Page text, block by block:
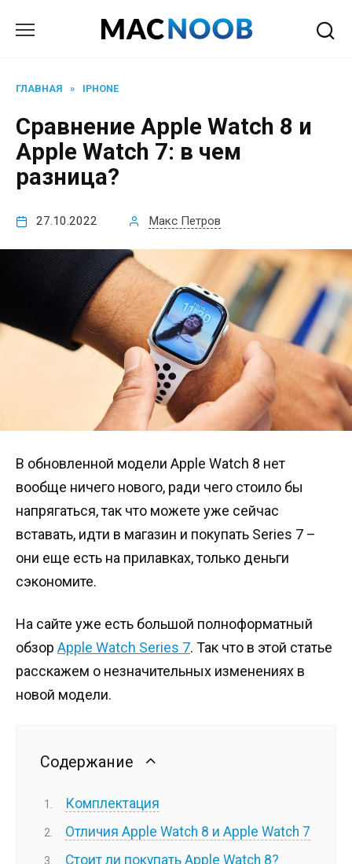
ГЛАВНАЯ » IPHONE
Сравнение Apple Watch 8 и
Apple Watch 7: в чем
разница?
27.10.2022 Макс Петров
В обновленной модели Apple Watch 8 нет
вообще ничего нового, ради чего стоило бы
напрягаться, так что можете уже сейчас
вставать, идти в магазин и покупать Series 7 –
они еще есть на прилавках, только деньги
сэкономите.
На сайте уже есть большой полноформатный
обзор Apple Watch Series 7. Так что в этой статье
расскажем о незначительных изменениях в
новой модели.
Содержание
Комплектация
Отличия Apple Watch 8 и Apple Watch 7
Стоит ли покупать Apple Watch 8?